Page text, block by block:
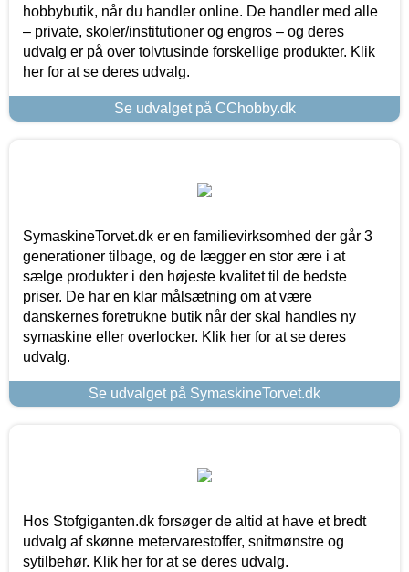
hobbybutik, når du handler online. De handler med alle
– private, skoler/institutioner og engros – og deres
udvalg er på over tolvtusinde forskellige produkter. Klik
her for at se deres udvalg.
Se udvalget på CChobby.dk
SymaskineTorvet.dk er en familievirksomhed der går 3
generationer tilbage, og de lægger en stor ære i at
sælge produkter i den højeste kvalitet til de bedste
priser. De har en klar målsætning om at være
danskernes foretrukne butik når der skal handles ny
symaskine eller overlocker. Klik her for at se deres
udvalg.
Se udvalget på SymaskineTorvet.dk
Hos Stofgiganten.dk forsøger de altid at have et bredt
udvalg af skønne metervarestoffer, snitmønstre og
sytilbehør. Klik her for at se deres udvalg.